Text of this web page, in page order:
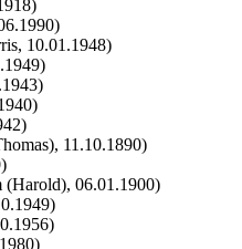
10.01.1948)
11.10.1890)
06.01.1900)